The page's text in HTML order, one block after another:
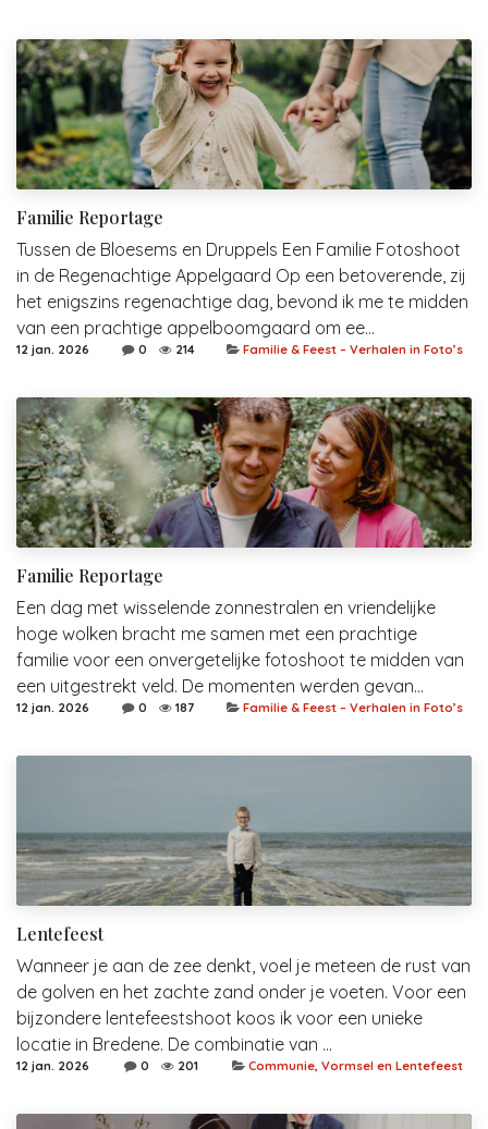
Familie Reportage
Tussen de Bloesems en Druppels Een Familie Fotoshoot
in de Regenachtige Appelgaard Op een betoverende, zij
het enigszins regenachtige dag, bevond ik me te midden
van een prachtige appelboomgaard om ee...
12 jan. 2026 0 214 Familie & Feest – Verhalen in Foto’s
Familie Reportage
Een dag met wisselende zonnestralen en vriendelijke
hoge wolken bracht me samen met een prachtige
familie voor een onvergetelijke fotoshoot te midden van
een uitgestrekt veld. De momenten werden gevan...
12 jan. 2026 0 187 Familie & Feest – Verhalen in Foto’s
Lentefeest
Wanneer je aan de zee denkt, voel je meteen de rust van
de golven en het zachte zand onder je voeten. Voor een
bijzondere lentefeestshoot koos ik voor een unieke
locatie in Bredene. De combinatie van ...
12 jan. 2026 0 201 Communie, Vormsel en Lentefeest